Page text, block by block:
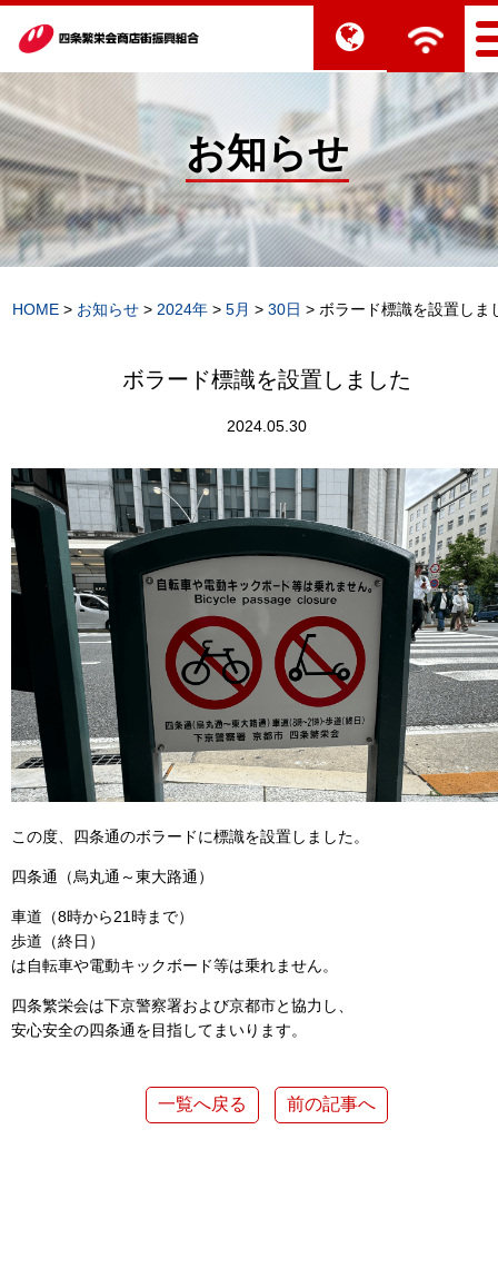
お知らせ
HOME > お知らせ > 2024年 > 5月 > 30日 > ボラード標識を設置しま
ボラード標識を設置しました
2024.05.30
この度、四条通のボラードに標識を設置しました。
四条通（烏丸通～東大路通）
車道（8時から21時まで）
歩道（終日）
は自転車や電動キックボード等は乗れません。
四条繁栄会は下京警察署および京都市と協力し、
安心安全の四条通を目指してまいります。
一覧へ戻る 前の記事へ